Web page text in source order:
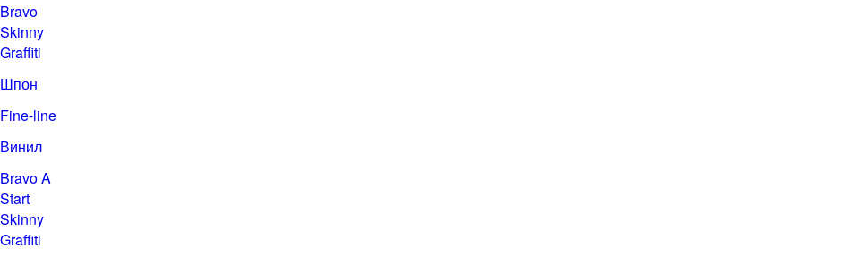
Bravo
Skinny
Graffiti
Шпон
Fine-line
Винил
Bravo A
Start
Skinny
Graffiti